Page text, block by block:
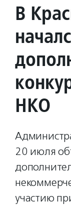
В
НКО
20 июля
участию